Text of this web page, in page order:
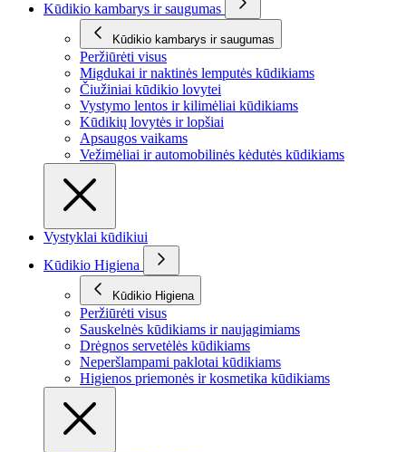
Kūdikio kambarys ir saugumas
Kūdikio kambarys ir saugumas
Peržiūrėti visus
Migdukai ir naktinės lemputės kūdikiams
Čiužiniai kūdikio lovytei
Vystymo lentos ir kilimėliai kūdikiams
Kūdikių lovytės ir lopšiai
Apsaugos vaikams
Vežimėliai ir automobilinės kėdutės kūdikiams
Vystyklai kūdikiui
Kūdikio Higiena
Kūdikio Higiena
Peržiūrėti visus
Sauskelnės kūdikiams ir naujagimiams
Drėgnos servetėlės kūdikiams
Neperšlampami paklotai kūdikiams
Higienos priemonės ir kosmetika kūdikiams